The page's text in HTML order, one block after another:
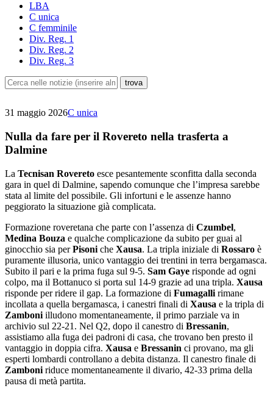
LBA
C unica
C femminile
Div. Reg. 1
Div. Reg. 2
Div. Reg. 3
31 maggio 2026C unica
Nulla da fare per il Rovereto nella trasferta a
Dalmine
La Tecnisan Rovereto esce pesantemente sconfitta dalla seconda
gara in quel di Dalmine, sapendo comunque che l’impresa sarebbe
stata al limite del possibile. Gli infortuni e le assenze hanno
peggiorato la situazione già complicata.
Formazione roveretana che parte con l’assenza di Czumbel,
Medina Bouza e qualche complicazione da subito per guai al
ginocchio sia perPisoni che Xausa. La tripla iniziale di Rossaro è
puramente illusoria, unico vantaggio dei trentini in terra bergamasca.
Subito il pari e la prima fuga sul 9-5. Sam Gaye risponde ad ogni
colpo, ma il Bottanuco si porta sul 14-9 grazie ad una tripla. Xausa
risponde per ridere il gap. La formazione di Fumagalli rimane
incollata a quella bergamasca, i canestri finali di Xausa e la tripla di
Zamboni illudono momentaneamente, il primo parziale va in
archivio sul 22-21. Nel Q2, dopo il canestro di Bressanin,
assistiamo alla fuga dei padroni di casa, che trovano ben presto il
vantaggio in doppia cifra. Xausa e Bressanin ci provano, ma gli
esperti lombardi controllano a debita distanza. Il canestro finale di
Zamboni riduce momentaneamente il divario, 42-33 prima della
pausa di metà partita.